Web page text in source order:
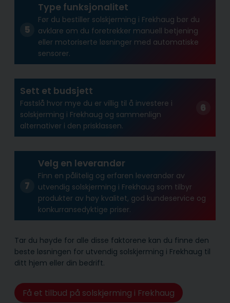
Type funksjonalitet
Før du bestiller solskjerming i Frekhaug bør du
avklare om du foretrekker manuell betjening
eller motoriserte løsninger med automatiske
sensorer.
Sett et budsjett
Fastslå hvor mye du er villig til å investere i
solskjerming i Frekhaug og sammenlign
alternativer i den prisklassen.
Velg en leverandør
Finn en pålitelig og erfaren leverandør av
utvendig solskjerming i Frekhaug som tilbyr
produkter av høy kvalitet, god kundeservice og
konkurransedyktige priser.
Tar du høyde for alle disse faktorene kan du finne den
beste løsningen for utvendig solskjerming i Frekhaug til
ditt hjem eller din bedrift.
Få et tilbud på solskjerming i Frekhaug